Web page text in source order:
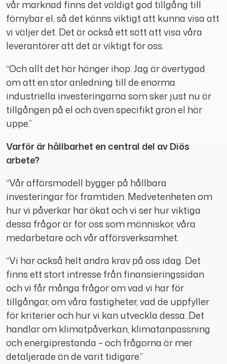
vår marknad finns det väldigt god tillgång till
förnybar el, så det känns viktigt att kunna visa att
vi väljer det. Det är också ett sätt att visa våra
leverantörer att det är viktigt för oss.
“Och allt det här hänger ihop: Jag är övertygad
om att en stor anledning till de enorma
industriella investeringarna som sker just nu är
tillgången på el och även specifikt grön el här
uppe.”
Varför är hållbarhet en central del av Diös
arbete?
“Vår affärsmodell bygger på hållbara
investeringar för framtiden. Medvetenheten om
hur vi påverkar har ökat och vi ser hur viktiga
dessa frågor är för oss som människor, våra
medarbetare och vår affärsverksamhet.
“Vi har också helt andra krav på oss idag. Det
finns ett stort intresse från finansieringssidan
och vi får många frågor om vad vi har för
tillgångar, om våra fastigheter, vad de uppfyller
för kriterier och hur vi kan utveckla dessa. Det
handlar om klimatpåverkan, klimatanpassning
och energiprestanda – och frågorna är mer
detaljerade än de varit tidigare.”